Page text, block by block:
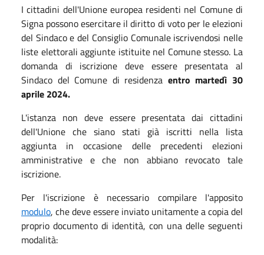
I cittadini dell'Unione europea residenti nel Comune di
Signa possono esercitare il diritto di voto per le elezioni
del Sindaco e del Consiglio Comunale iscrivendosi nelle
liste elettorali aggiunte istituite nel Comune stesso. La
domanda di iscrizione deve essere presentata al
Sindaco del Comune di residenza entro martedì 30
aprile 2024.
L'istanza non deve essere presentata dai cittadini
dell'Unione che siano stati già iscritti nella lista
aggiunta in occasione delle precedenti elezioni
amministrative e che non abbiano revocato tale
iscrizione.
Per l'iscrizione è necessario compilare l'apposito
modulo, che deve essere inviato unitamente a copia del
proprio documento di identità, con una delle seguenti
modalità: